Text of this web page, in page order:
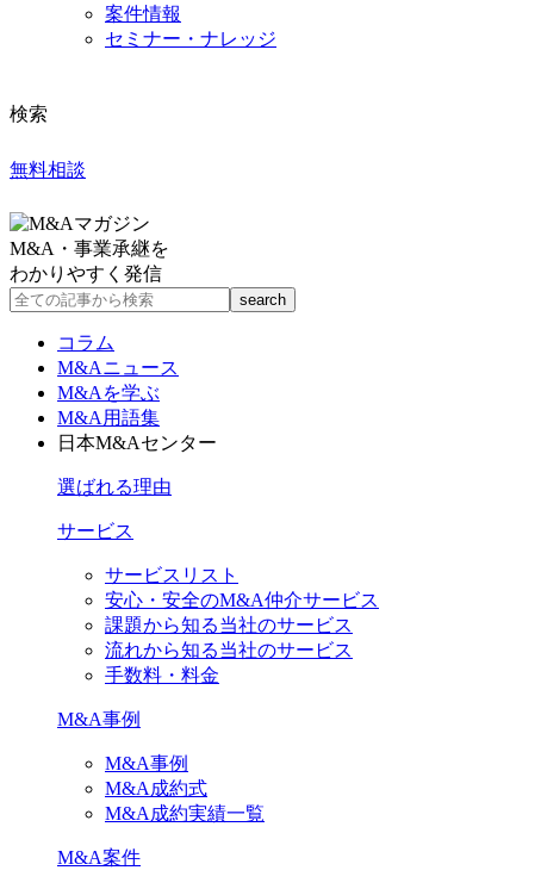
案件情報
セミナー・ナレッジ
検索
無料相談
M&A・事業承継を
わかりやすく発信
コラム
M&Aニュース
M&Aを学ぶ
M&A用語集
日本M&Aセンター
選ばれる理由
サービス
サービスリスト
安心・安全のM&A仲介サービス
課題から知る当社のサービス
流れから知る当社のサービス
手数料・料金
M&A事例
M&A事例
M&A成約式
M&A成約実績一覧
M&A案件